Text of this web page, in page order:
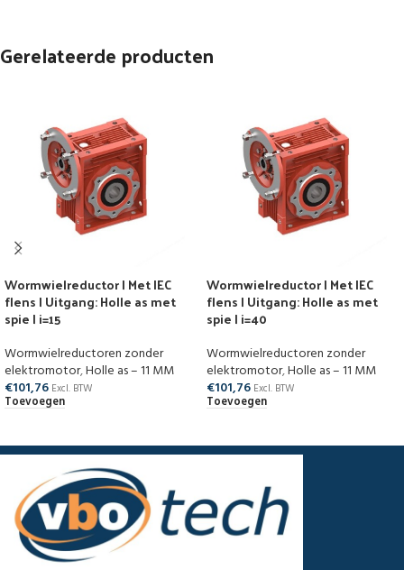
Gerelateerde producten
Wormwielreductor | Met IEC
flens | Uitgang: Holle as met
spie | i=15
Wormwielreductoren zonder
elektromotor,Holle as – 11 MM
€101,76 Excl. BTW
Toevoegen
Wormwielreductor | Met IEC
flens | Uitgang: Holle as met
spie | i=40
Wormwielreductoren zonder
elektromotor,Holle as – 11 MM
€101,76 Excl. BTW
Toevoegen